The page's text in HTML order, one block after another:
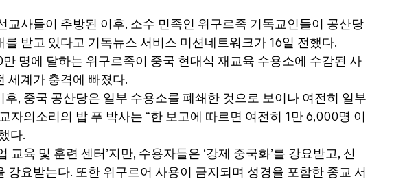
교사들이 추방된 이후, 소수 민족인 위구르족 기독교인들이 공산당
받고 있다고 기독뉴스 서비스 미션네트워크가 16일 전했다.
명에 달하는 위구르족이 중국 현대식 재교육 수용소에 수감된 사
세계가 충격에 빠졌다.
, 중국 공산당은 일부 수용소를 폐쇄한 것으로 보이나 여전히 일부
자의소리의 밥 푸 박사는 “한 보고에 따르면 여전히 1만 6,000명 이
다.
교육 및 훈련 센터’지만, 수용자들은 ‘강제 중국화’를 강요받고, 신
강요받는다. 또한 위구르어 사용이 금지되며 성경을 포함한 종교 서